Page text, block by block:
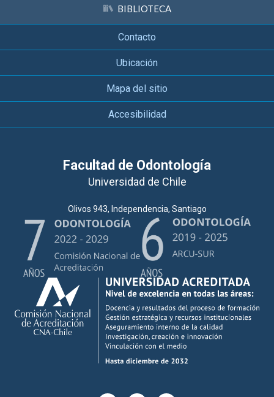
BIBLIOTECA
Contacto
Ubicación
Mapa del sitio
Accesibilidad
Facultad de Odontología
Universidad de Chile
Olivos 943, Independencia, Santiago